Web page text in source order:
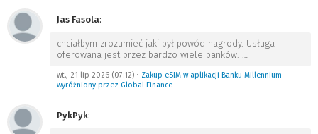
Jas Fasola:
chciałbym zrozumieć jaki był powód nagrody. Usługa
oferowana jest przez bardzo wiele banków. …
wt., 21 lip 2026 (07:12) • Zakup eSIM w aplikacji Banku Millennium
wyróżniony przez Global Finance
PykPyk: